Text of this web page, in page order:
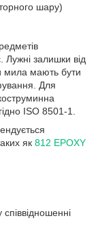
шару)
Лужні залишки від
мила мають бути
Для
ISO 8501-1.
як 812 EPOXY